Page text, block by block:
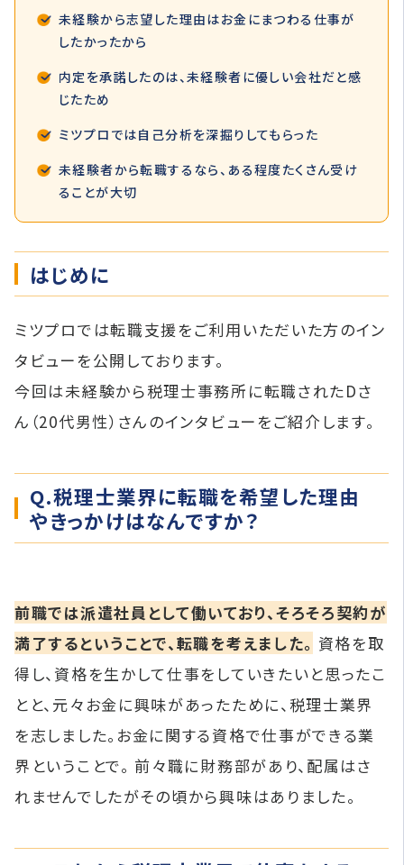
未経験から志望した理由はお金にまつわる仕事が
したかったから
内定を承諾したのは、未経験者に優しい会社だと感
じたため
ミツプロでは自己分析を深掘りしてもらった
未経験者から転職するなら、ある程度たくさん受け
ることが大切
はじめに
ミツプロでは転職支援をご利用いただいた方のイン
タビューを公開しております。
今回は未経験から税理士事務所に転職されたDさ
ん（20代男性）さんのインタビューをご紹介します。
Q.税理士業界に転職を希望した理由
やきっかけはなんですか？
前職では派遣社員として働いており、そろそろ契約が
満了するということで、転職を考えました。 資格を取
得し、資格を生かして仕事をしていきたいと思ったこ
とと、元々お金に興味があったために、税理士業界
を志しました。お金に関する資格で仕事ができる業
界ということで。 前々職に財務部があり、配属はさ
れませんでしたがその頃から興味はありました。